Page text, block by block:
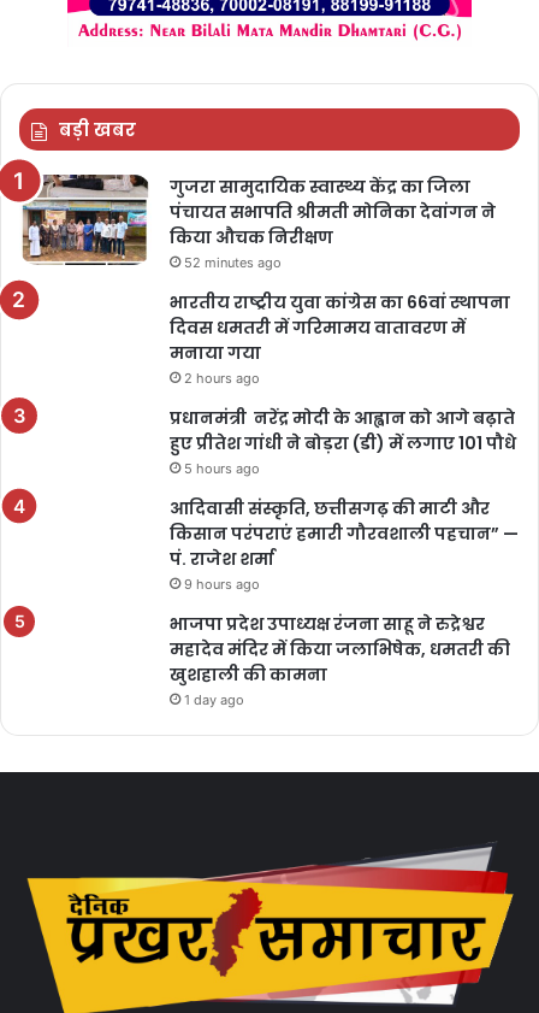
बड़ी खबर
गुजरा सामुदायिक स्वास्थ्य केंद्र का जिला
पंचायत सभापति श्रीमती मोनिका देवांगन ने
किया औचक निरीक्षण
52 minutes ago
भारतीय राष्ट्रीय युवा कांग्रेस का 66वां स्थापना
दिवस धमतरी में गरिमामय वातावरण में
मनाया गया
2 hours ago
प्रधानमंत्री नरेंद्र मोदी के आह्वान को आगे बढ़ाते
हुए प्रीतेश गांधी ने बोड़रा (डी) में लगाए 101 पौधे
5 hours ago
आदिवासी संस्कृति, छत्तीसगढ़ की माटी और
किसान परंपराएं हमारी गौरवशाली पहचान” —
पं. राजेश शर्मा
9 hours ago
भाजपा प्रदेश उपाध्यक्ष रंजना साहू ने रुद्रेश्वर
महादेव मंदिर में किया जलाभिषेक, धमतरी की
खुशहाली की कामना
1 day ago